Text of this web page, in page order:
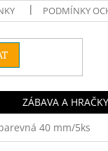
PODMÍNKY
ZÁBAVA A HRAČKY
40 mm/5ks